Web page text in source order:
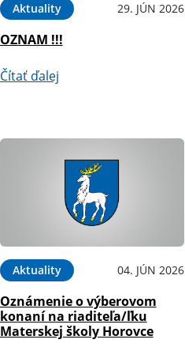
Aktuality 29. JÚN 2026
OZNAM !!!
Čítať ďalej
Aktuality 04. JÚN 2026
Oznámenie o výberovom
konaní na riaditeľa/ľku
Materskej školy Horovce